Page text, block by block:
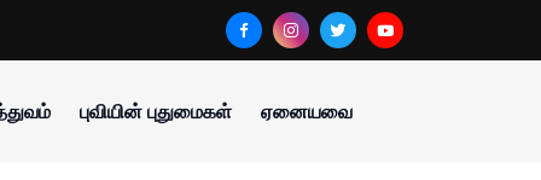
புவியின் புதுமைகள் ஏனையவை